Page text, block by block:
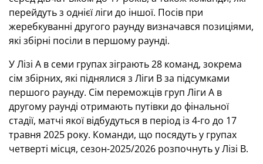
перейдуть з однієї ліги до іншої. Посів при
жеребкуванні другого раунду визначався позиціями,
які збірні посіли в першому раунді.
У Лізі А в семи групах зіграють 28 команд, зокрема
сім збірних, які піднялися з Ліги В за підсумками
першого раунду. Сім переможців груп Ліги А в
другому раунді отримають путівки до фінальної
стадії, матчі якої відбудуться в період із 4-го до 17
травня 2025 року. Команди, що посядуть у групах
четверті місця, сезон-2025/2026 розпочнуть у Лізі В.